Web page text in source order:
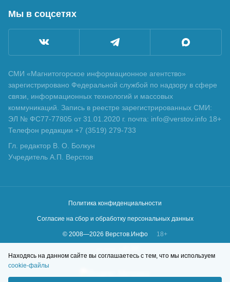
Мы в соцсетях
СМИ «Магнитогорское информационное агентство»
зарегистрировано Федеральной службой по надзору в сфере
связи, информационных технологий и массовых
коммуникаций. Запись в реестре зарегистрированных СМИ:
ЭЛ № ФС77-77805 от 31.01.2020 г. почта: info@verstov.info 18+
Телефон редакции +7 (3519) 279-733
Гл. редактор В. О. Болкун
Учредитель А.П. Верстов
Политика конфиденциальности
Согласие на сбор и обработку персональных данных
© 2008—2026 Верстов.Инфо
18+
Находясь на данном сайте вы соглашаетесь с тем, что мы используем
cookie-файлы